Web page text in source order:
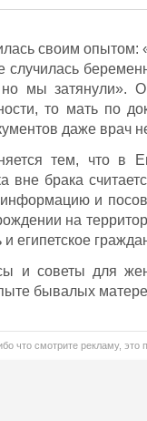
своим
случилась
мы затянули».
то мать по
даже врач
тем, что в
вне брака
и
на
египетское
и советы для
бывалых
что смотрите рекламу, это